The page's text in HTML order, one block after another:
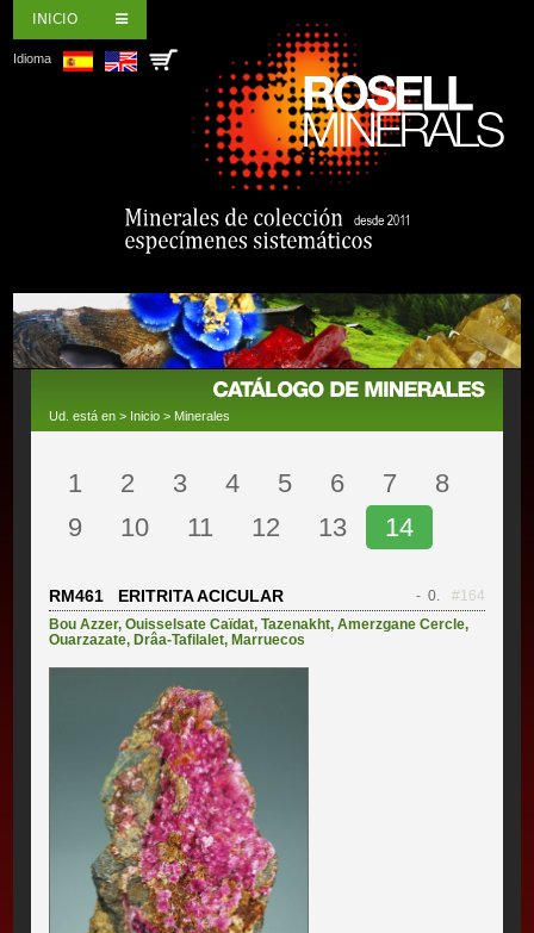
INICIO
Idioma
Ud. está en > Inicio > Minerales
1 2 3 4 5 6 7
8
9
10 11 12 13 14
RM461 ERITRITA ACICULAR - 0.
#164
Bou Azzer,Ouisselsate Caïdat,Tazenakht,Amerzgane Cercle,
Ouarzazate, Drâa-Tafilalet, Marruecos